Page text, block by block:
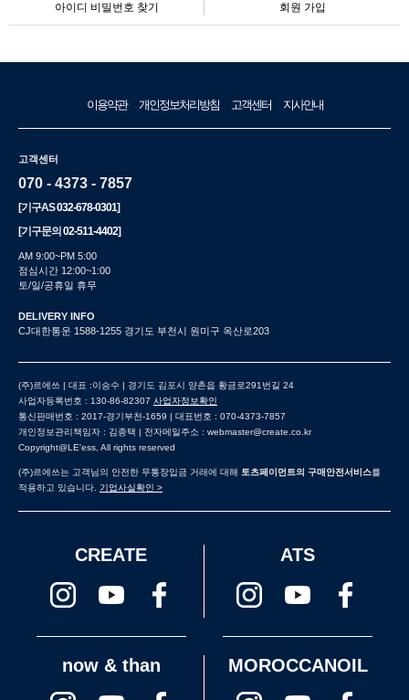
아이디 비밀번호 찾기 회원 가입
이용약관 개인정보처리방침 고객센터 지사안내
고객센터
070 - 4373 - 7857
[기구AS032-678-0301]
[기구문의02-511-4402]
AM 9:00~PM 5:00
점심시간 12:00~1:00
토/일/공휴일 휴무
DELIVERY INFO
CJ대한통운 1588-1255 경기도 부천시 원미구 옥산로203
(주)르에쓰 | 대표 :이승수 | 경기도 김포시 양촌읍 황금로291번길 24
사업자등록번호 : 130-86-82307 사업자정보확인
통신판매번호 : 2017-경기부천-1659 | 대표번호 : 070-4373-7857
개인정보관리책임자 : 김종택 | 전자메일주소 : webmaster@create.co.kr
Copyright@LE'ess, All rights reserved
(주)르에쓰는 고객님의 안전한 무통장입금 거래에 대해 토츠페이먼트의 구매안전서비스를
적용하고 있습니다. 기업사실확인 >
CREATE ATS
now & than MOROCCANOIL